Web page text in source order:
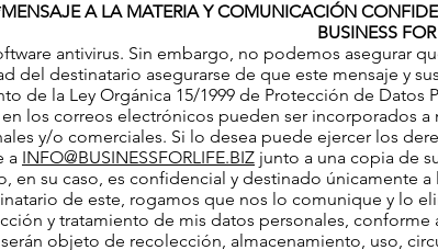
A LA MATERIA Y COMUNICACIÓN
BUSINESS
antivirus. Sin embargo, no podemos asegurar
del destinatario asegurarse de que este mensaje y
de la Ley Orgánica 15/1999 de Protección de
los correos electrónicos pueden ser incorporados
y/o comerciales. Si lo desea puede ejercer los
a INFO@BUSINESSFORLIFE.BIZ junto a una copia de
en su caso, es confidencial y destinado únicamente
de este, rogamos que nos lo comunique y lo
y tratamiento de mis datos personales,
objeto de recolección, almacenamiento, uso,